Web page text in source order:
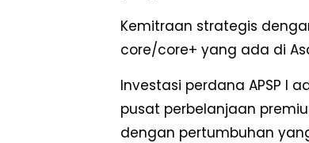
Kemitraan strategis
core/core+ yang ada di
Investasi perdana APSP I
pusat perbelanjaan
dengan pertumbuhan